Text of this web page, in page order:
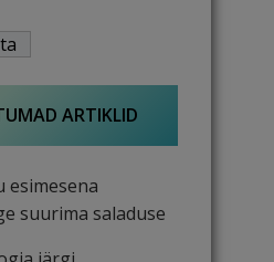
ARTIKLID
esimesena
suurima saladuse